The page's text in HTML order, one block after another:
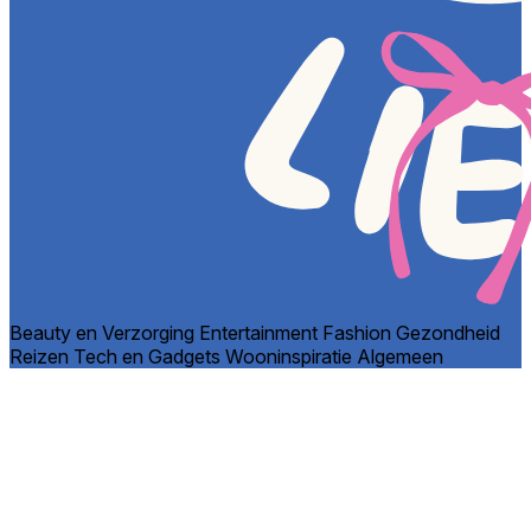
Beauty en Verzorging Entertainment Fashion Gezondheid
Reizen Tech en Gadgets Wooninspiratie Algemeen